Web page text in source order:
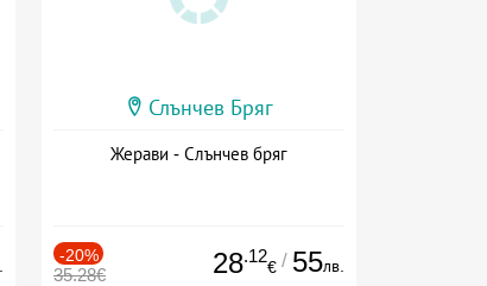
Слънчев Бряг
Жерави - Слънчев бряг
-20%
35.28€ 28.12
€ / 55лв.